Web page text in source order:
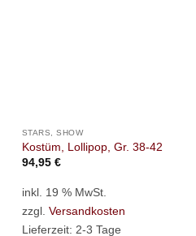
STARS, SHOW
Kostüm, Lollipop, Gr. 38-42
94,95 €
inkl. 19 % MwSt.
zzgl. Versandkosten
Lieferzeit: 2-3 Tage